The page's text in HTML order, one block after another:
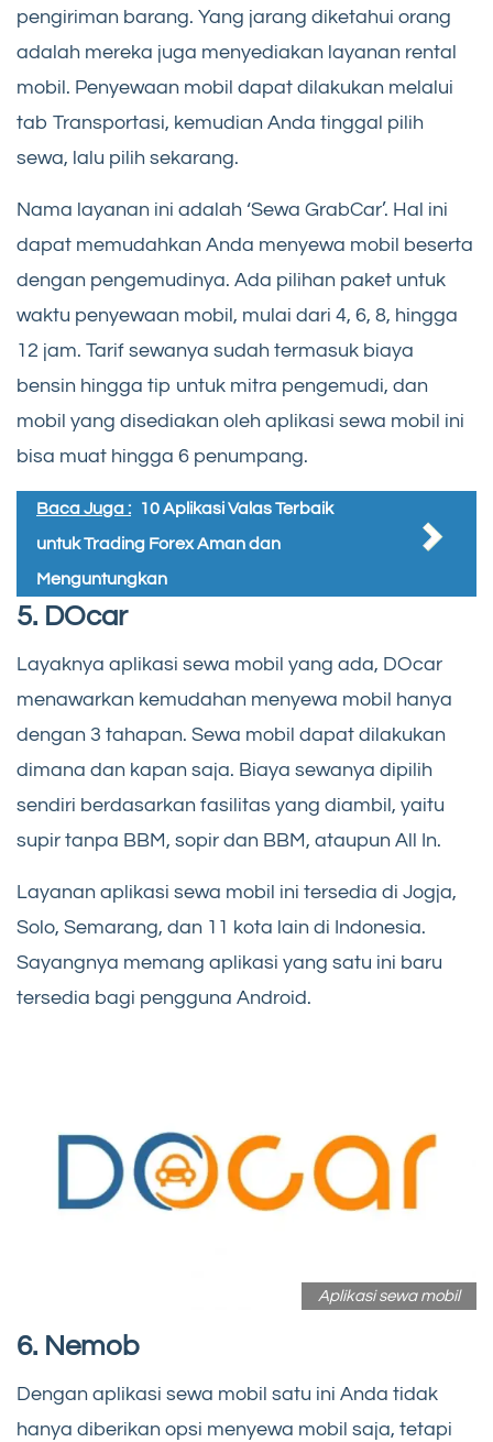
pengiriman barang. Yang jarang diketahui orang
adalah mereka juga menyediakan layanan rental
mobil. Penyewaan mobil dapat dilakukan melalui
tab Transportasi, kemudian Anda tinggal pilih
sewa, lalu pilih sekarang.
Nama layanan ini adalah ‘Sewa GrabCar’. Hal ini
dapat memudahkan Anda menyewa mobil beserta
dengan pengemudinya. Ada pilihan paket untuk
waktu penyewaan mobil, mulai dari 4, 6, 8, hingga
12 jam. Tarif sewanya sudah termasuk biaya
bensin hingga tip untuk mitra pengemudi, dan
mobil yang disediakan oleh aplikasi sewa mobil ini
bisa muat hingga 6 penumpang.
Baca Juga :
10 Aplikasi Valas Terbaik
untuk Trading Forex Aman dan
Menguntungkan
5. DOcar
Layaknya aplikasi sewa mobil yang ada, DOcar
menawarkan kemudahan menyewa mobil hanya
dengan 3 tahapan. Sewa mobil dapat dilakukan
dimana dan kapan saja. Biaya sewanya dipilih
sendiri berdasarkan fasilitas yang diambil, yaitu
supir tanpa BBM, sopir dan BBM, ataupun All In.
Layanan aplikasi sewa mobil ini tersedia di Jogja,
Solo, Semarang, dan 11 kota lain di Indonesia.
Sayangnya memang aplikasi yang satu ini baru
tersedia bagi pengguna Android.
Aplikasi sewa mobil
6. Nemob
Dengan aplikasi sewa mobil satu ini Anda tidak
hanya diberikan opsi menyewa mobil saja, tetapi